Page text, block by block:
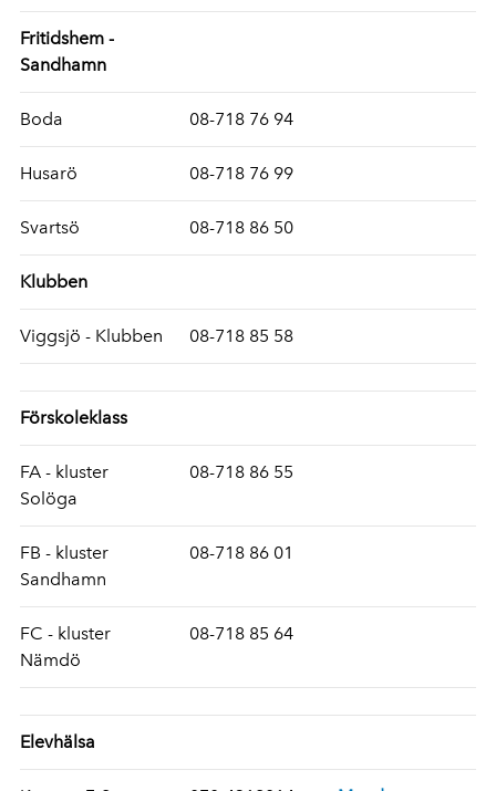
Fritidshem -
Sandhamn
Boda 08-718 76 94
Husarö 08-718 76 99
Svartsö 08-718 86 50
Klubben
Viggsjö - Klubben 08-718 85 58
Förskoleklass
FA - kluster
Solöga
08-718 86 55
FB - kluster
Sandhamn
08-718 86 01
FC - kluster
Nämdö
08-718 85 64
Elevhälsa